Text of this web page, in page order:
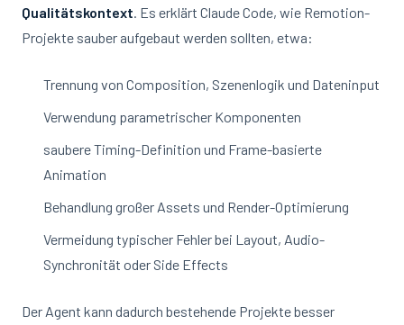
Qualitätskontext. Es erklärt Claude Code, wie Remotion-
Projekte sauber aufgebaut werden sollten, etwa:
Trennung von Composition, Szenenlogik und Dateninput
Verwendung parametrischer Komponenten
saubere Timing-Definition und Frame-basierte
Animation
Behandlung großer Assets und Render-Optimierung
Vermeidung typischer Fehler bei Layout, Audio-
Synchronität oder Side Effects
Der Agent kann dadurch bestehende Projekte besser